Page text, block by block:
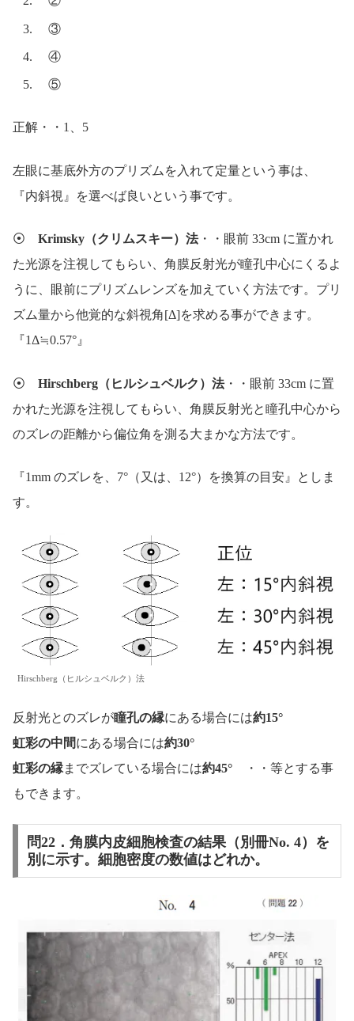
③
④
⑤
正解・・1、5
左眼に基底外方のプリズムを入れて定量という事は、
『内斜視』を選べば良いという事です。
⦿ Krimsky（クリムスキー）法・・眼前 33cm に置かれ
た光源を注視してもらい、角膜反射光が瞳孔中心にくるよ
うに、眼前にプリズムレンズを加えていく方法です。プリ
ズム量から他覚的な斜視角[Δ]を求める事ができます。
『1Δ≒0.57°』
⦿ Hirschberg（ヒルシュベルク）法・・眼前 33cm に置
かれた光源を注視してもらい、角膜反射光と瞳孔中心から
のズレの距離から偏位角を測る大まかな方法です。
『1mm のズレを、7°（又は、12°）を換算の目安』としま
す。
Hirschberg（ヒルシュベルク）法
反射光とのズレが瞳孔の縁にある場合には約15°
虹彩の中間にある場合には約30°
虹彩の縁までズレている場合には約45° ・・等とする事
もできます。
問22．角膜内皮細胞検査の結果（別冊No. 4）を
別に示す。細胞密度の数値はどれか。